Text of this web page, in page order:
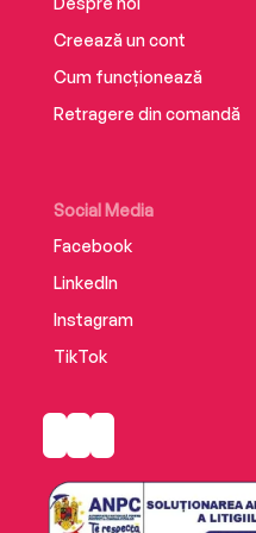
Creează un cont
Cum funcționează
Retragere din comandă
Social Media
Facebook
LinkedIn
Instagram
TikTok